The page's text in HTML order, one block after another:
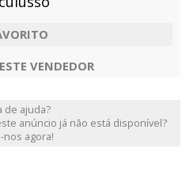
VENDEDOR
de ajuda?
anúncio já não está disponível?
nos agora!